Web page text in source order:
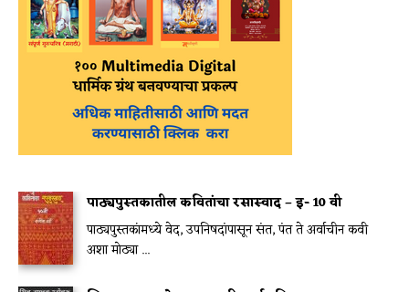
पाठ्यपुस्तकातील कवितांचा रसास्वाद – इ- 10 वी
पाठ्यपुस्तकांमध्ये वेद, उपनिषदांपासून संत, पंत ते अर्वाचीन कवी
अशा मोठ्या ...